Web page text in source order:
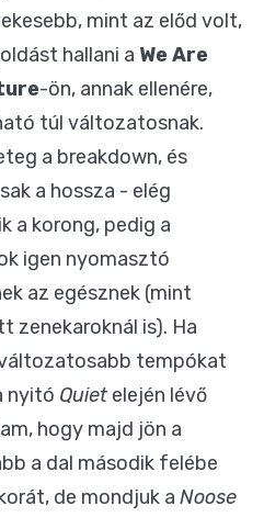
mint az előd volt,
hallani a We Are
-ön, annak ellenére,
túl változatosnak.
a breakdown, és
a hossza - elég
a korong, pedig a
igen nyomasztó
az egésznek (mint
zenekaroknál is). Ha
tempókat
nyitó Quiet elején lévő
hogy majd jön a
a dal második felébe
de mondjuk a Noose